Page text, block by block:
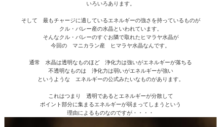
いろいろあります。
そして 最もチャージに適しているエネルギーの強さを持っているものが
クル・バレー産の水晶といわれています。
そんなクル・バレーのすぐお隣で取れたヒマラヤ水晶が
今回の マニカラン産 ヒマラヤ水晶なんです。
通常 水晶は透明なものほど 浄化力は強いがエネルギーが落ちる
不透明なものは 浄化力は弱いがエネルギーが強い
というような エネルギーの公式みたいなものがあります。
これはつまり 透明であるとエネルギーが分散して
ポイント部分に集まるエネルギーが弱まってしまうという
理由によるものなのですが・・・・